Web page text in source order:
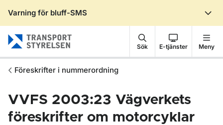
Varning för bluff-SMS
Sök E-tjänster Meny
Föreskrifter i nummerordning
VVFS 2003:23 Vägverkets
föreskrifter om motorcyklar